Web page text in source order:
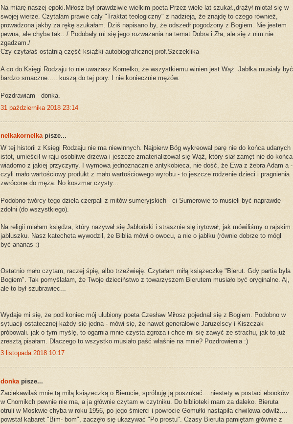
Na miarę naszej epoki.Miłosz był prawdziwie wielkim poetą Przez wiele lat szukał.,drążył miotał się w
swojej wierze. Czytałam prawie cały "Traktat teologiczny" z nadzieją, że znajdę to czego również,
prowadzona jakby za rękę szukałam. Dziś napisano by, że odszedł pogodzony z Bogiem. Nie jestem
pewna, ale chyba tak.. / Podobały mi się jego rozważania na temat Dobra i Zła, ale się z nim nie
zgadzam./
Czy czytałaś ostatnią część książki autobiograficznej prof.Szczeklika
A co do Księgi Rodzaju to nie uważasz Kornelko, że wszystkiemu winien jest Wąż. Jabłka musiały być
bardzo smaczne..... kuszą do tej pory. I nie koniecznie mężów.
Pozdrawiam - donka.
31 października 2018 23:14
nelkakornelkapisze...
W tej historii z Księgi Rodzaju nie ma niewinnych. Najpierw Bóg wykreował parę nie do końca udanych
istot, umieścił w raju osobliwe drzewa i jeszcze zmaterializował się Wąż, który siał zamęt nie do końca
wiadomo z jakiej przyczyny. I wymowa jednoznacznie antykobieca, nie dość, że Ewa z żebra Adam a -
czyli mało wartościowy produkt z mało wartościowego wyrobu - to jeszcze rodzenie dzieci i pragnienia
zwrócone do męża. No koszmar czysty...
Podobno twórcy tego dzieła czerpali z mitów sumeryjskich - ci Sumerowie to musieli być naprawdę
zdolni (do wszystkiego).
Na religii miałam księdza, który nazywał się Jabłoński i strasznie się irytował, jak mówiliśmy o rajskim
jabłuszku. Nasz katecheta wywodził, że Biblia mówi o owocu, a nie o jabłku (równie dobrze to mógł
być ananas :)
Ostatnio mało czytam, raczej śpię, albo trzeźwieję. Czytałam miłą książeczkę "Bierut. Gdy partia była
Bogiem". Tak pomyślałam, że Twoje dzieciństwo z towarzyszem Bierutem musiało być oryginalne. Aj,
ale to był szubrawiec...
Wydaje mi się, że pod koniec mój ulubiony poeta Czesław Miłosz pojednał się z Bogiem. Podobno w
sytuacji ostatecznej każdy się jedna - mówi się, że nawet generałowie Jaruzelscy i Kiszczak
próbowali. jak o tym myślę, to ogarnia mnie czysta zgroza i chce mi się zawyć ze strachu, jak to już
zresztą pisałam. Dlaczego to wszystko musiało paść właśnie na mnie? Pozdrowienia :)
3 listopada 2018 10:17
donka pisze...
Zaciekawiłaś mnie tą miłą książeczką o Bierucie, spróbuję ją poszukać....niestety w postaci ebooków
w Chomikch pewnie nie ma, a ja głównie czytam w czytniku. Do biblioteki mam za daleko. Bieruta
otruli w Moskwie chyba w roku 1956, po jego śmierci i powrocie Gomułki nastąpiła chwilowa odwilż....
powstał kabaret "Bim- bom", zaczęło się ukazywać "Po prostu". Czasy Bieruta pamiętam głównie z